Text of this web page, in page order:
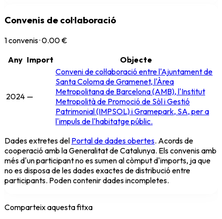
Convenis de col·laboració
1convenis ·0.00 €
Any Import Objecte
2024 —
Conveni de col·laboració entre l'Ajuntament de
Santa Coloma de Gramenet, l'Àrea
Metropolitana de Barcelona (AMB), l'Institut
Metropolità de Promoció de Sòl i Gestió
Patrimonial (IMPSOL) i Gramepark, SA, per a
l'impuls de l'habitatge públic.
Dades extretes del Portal de dades obertes. Acords de
cooperació amb la Generalitat de Catalunya. Els convenis amb
més d'un participant no es sumen al còmput d'imports, ja que
no es disposa de les dades exactes de distribució entre
participants. Poden contenir dades incompletes.
Comparteix aquesta fitxa